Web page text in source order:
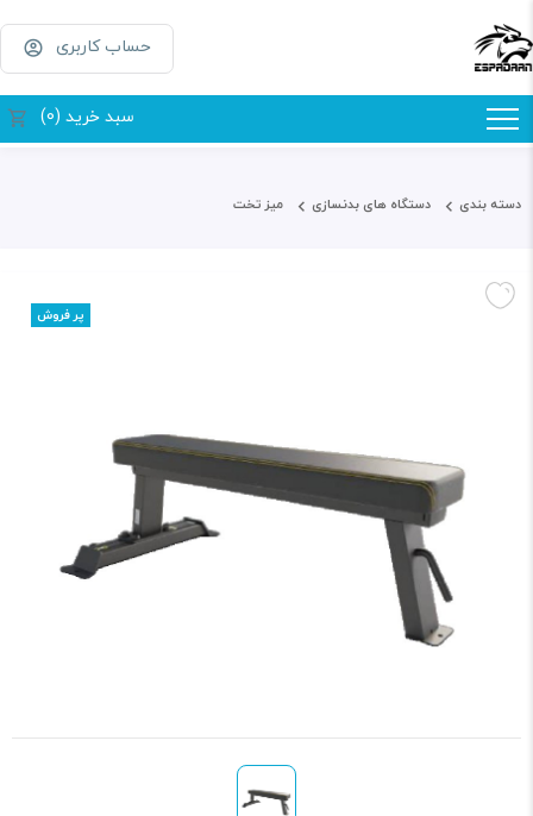
حساب کاربری
سبد خرید (0)
دسته بندی دستگاه های بدنسازی میز تخت
پر فروش